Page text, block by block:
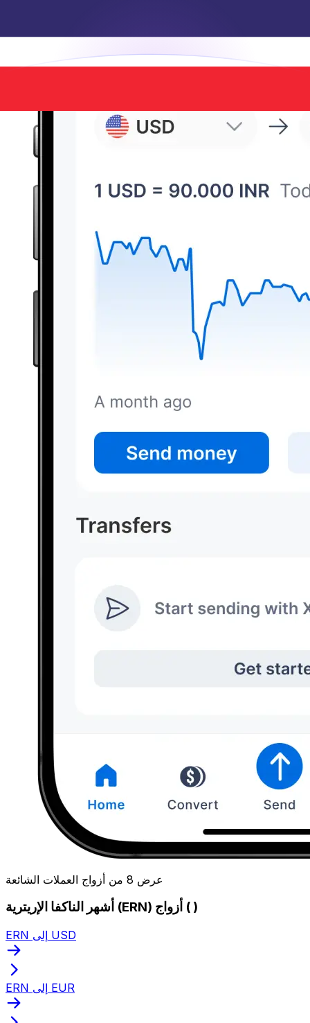
عرض 8 من أزواج العملات الشائعة
أشهر الناكفا الإريترية (ERN) أزواج ( )
ERN إلى USD
ERN إلى EUR